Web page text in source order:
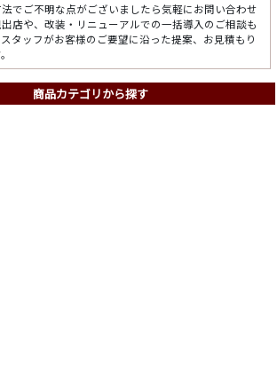
でご不明な点がございましたら気軽にお問い合わせ
店や、改装・リニューアルでの一括導入のご相談も
タッフがお客様のご要望に沿った提案、お見積もり
商品カテゴリから探す